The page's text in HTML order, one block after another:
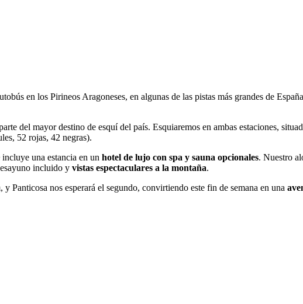
en los Pirineos Aragoneses, en algunas de las pistas más grandes de
del mayor destino de esquí del país. Esquiaremos en ambas estaciones,
52 rojas, 42 negras).
una estancia en un hotel de lujo con spa y sauna opcionales. Nuestro
incluido y vistas espectaculares a la montaña.
Panticosa nos esperará el segundo, convirtiendo este fin de semana en una